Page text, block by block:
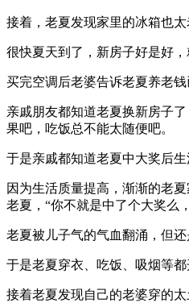
接着，老夏发现家里的冰箱也
很快夏天到了，新房子好是好
买完空调后老婆告诉老夏养老
亲戚朋友都知道老夏换新房子
果吧，吃饭总不能太随便吧。
于是亲戚都知道老夏中大奖后
因为生活质量提高，渐渐的老
老夏，“你不就是中了个大奖么
老夏被儿子气的气血翻涌，但
于是老夏穿衣、吃饭、吸烟等
接着老夏发现自己的老婆穿的